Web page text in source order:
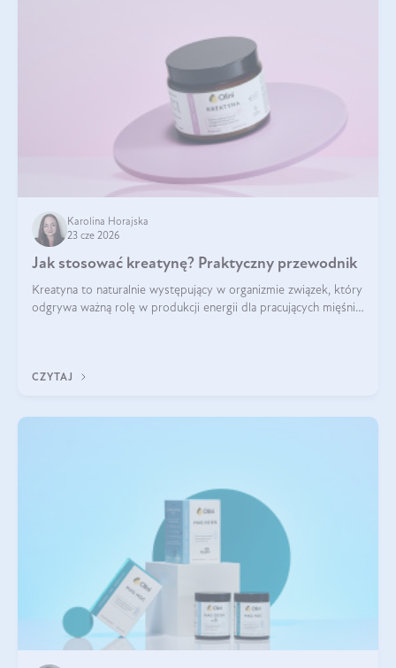
Karolina Horajska
23 cze 2026
Jak stosować kreatynę? Praktyczny przewodnik
Kreatyna to naturalnie występujący w organizmie związek, który
odgrywa ważną rolę w produkcji energii dla pracujących mięśni.
CZYTAJ